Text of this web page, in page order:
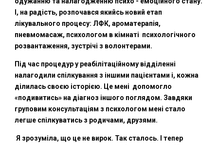
І, на радість, розпочався якийсь новий етап
лікувального процесу: ЛФК, ароматерапія,
пневмомасаж, психологом в кімнаті психологічного
розвантаження, зустрічі з волонтерами.
Під час процедур у реабілітаційному відділенні
налагодили спілкування з іншими пацієнтами і, кожна
ділилась своєю історією. Це мені допомогло
«подивитись» на діагноз іншого поглядом. Завдяки
груповим консультаціям з психологом мені стало
легше спілкуватись з родичами, друзями.
Я зрозуміла, що це не вирок. Так сталось. І тепер